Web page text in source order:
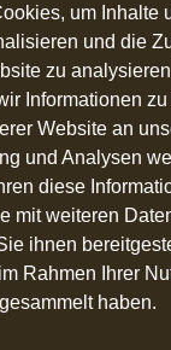
um Inhalte
und die
zu
Informationen zu
Website an
und Analysen
diese
mit weiteren
ihnen
Rahmen Ihrer
haben.
SEHR GUT